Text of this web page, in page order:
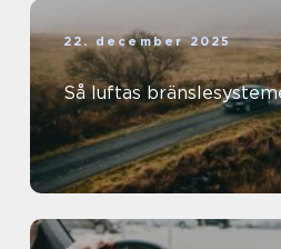
22. december 2025
Så luftas